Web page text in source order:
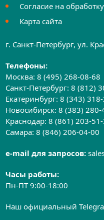
Согласие на
Карта сайта
г. Санкт-Петербург, ул.
Телефоны:
Москва:8 (495) 268-08-68
Санкт-Петербург:8 (812)
Екатеринбург:8 (343)
Новосибирск:8 (383) 280-
Краснодар:8 (861) 203-
Самара:8 (846) 206-04-00
e-mail для запросов:
Часы работы:
Пн-ПТ 9:00-18:00
Наш официальный